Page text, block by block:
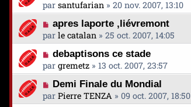
par santufarian » 20 nov. 2007, 13:10
apres laporte ,liévremont
par le catalan » 25 oct. 2007, 14:05
debaptisons ce stade
par gremetz » 13 oct. 2007, 23:57
Demi Finale du Mondial
par Pierre TENZA » 09 oct. 2007, 18:50